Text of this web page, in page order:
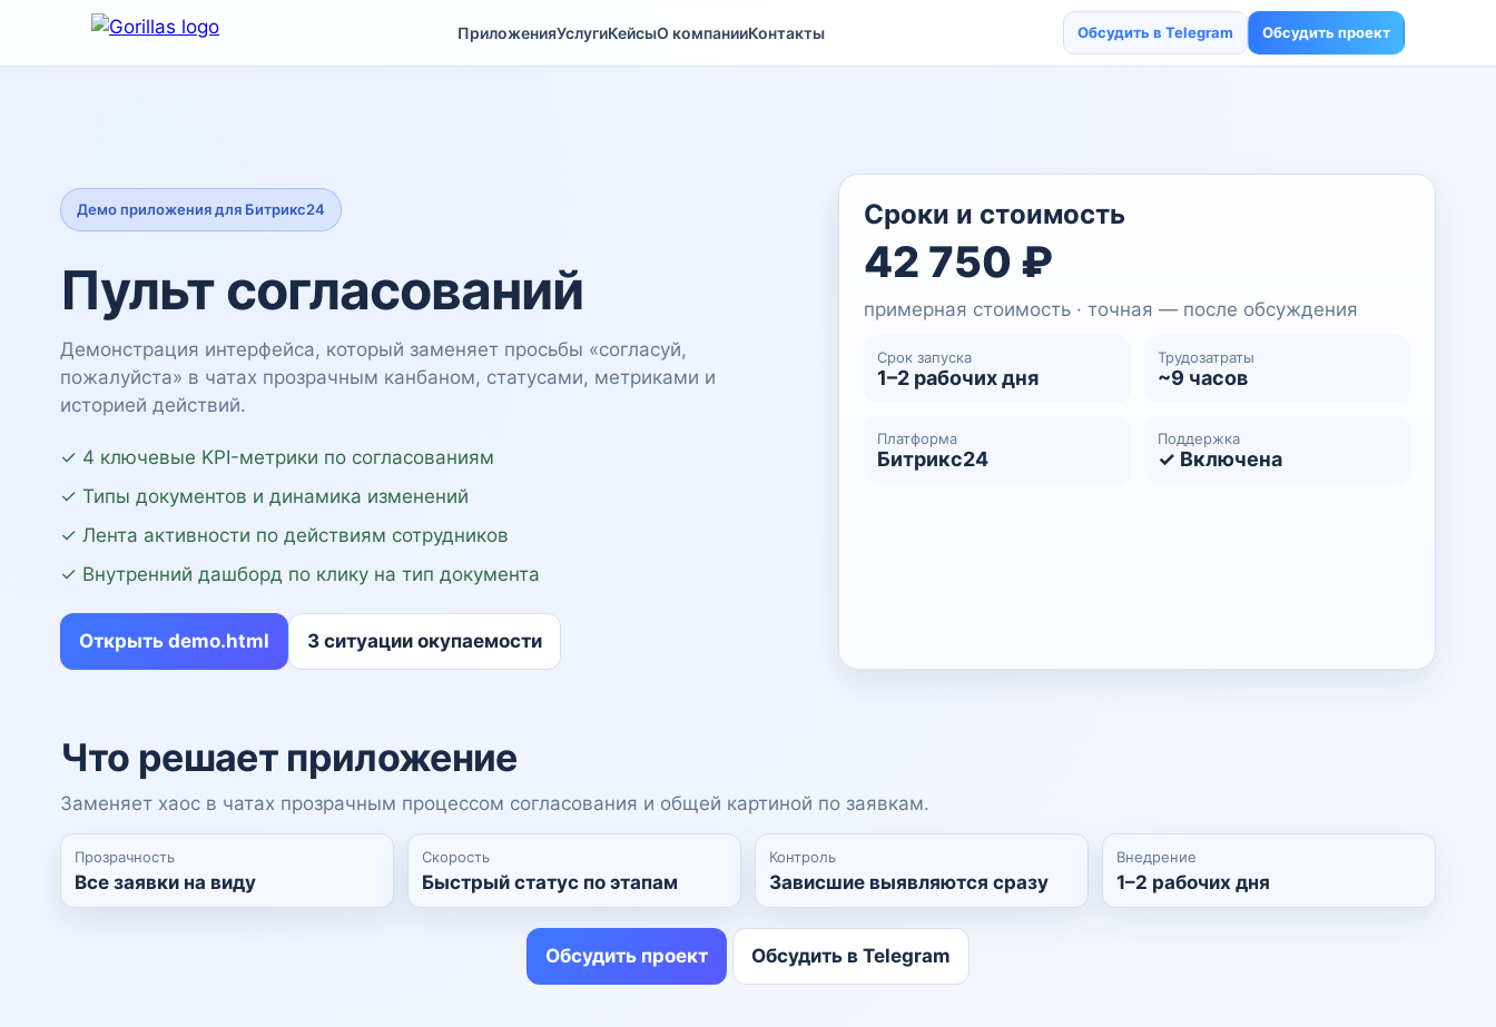
ПриложенияУслугиКейсыО компанииКонтакты Обсудить в Telegram Обсудить проект
Демо приложения для Битрикс24
Пульт согласований
Демонстрация интерфейса, который заменяет просьбы «согласуй,
пожалуйста» в чатах прозрачным канбаном, статусами, метриками и
историей действий.
✓ 4 ключевые KPI-метрики по согласованиям
✓ Типы документов и динамика изменений
✓ Лента активности по действиям сотрудников
✓ Внутренний дашборд по клику на тип документа
Открыть demo.html 3 ситуации окупаемости
Сроки и стоимость
42 750 ₽
примерная стоимость · точная — после обсуждения
Срок запуска
1–2 рабочих дня
Трудозатраты
~9 часов
Платформа
Битрикс24
Поддержка
✓ Включена
Что решает приложение
Заменяет хаос в чатах прозрачным процессом согласования и общей картиной по заявкам.
Прозрачность
Все заявки на виду
Скорость
Быстрый статус по этапам
Контроль
Зависшие выявляются сразу
Внедрение
1–2 рабочих дня
Обсудить проект Обсудить в Telegram